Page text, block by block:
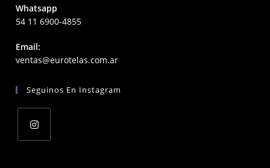
Whatsapp
54 11 6900-4855
Email:
ventas@eurotelas.com.arOpens
application
Seguinos En Instagram